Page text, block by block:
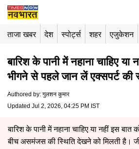
ताजा खबर देश स्पोर्ट्स शहर एजुकेशन
बारिश के पानी में नहाना चाहिए या
भीगने से पहले जान लें एक्सपर्ट की
Authored by: गुलशन कुमार
Updated Jul 2, 2026, 04:25 PM IST
बारिश के पानी में नहाना चाहिए या नहीं इस
बीच असमंजस की स्थिति देखने को मिलती है।